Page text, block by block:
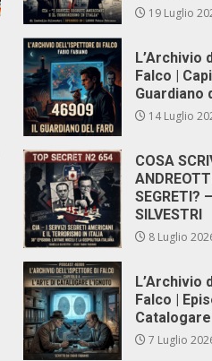
19 Luglio
L’Archivio
Falco |
Guardiano
14 Luglio
COSA
SEGRETI?
SILVESTRI
8 Luglio
L’Archivio
Falco |
7 Luglio